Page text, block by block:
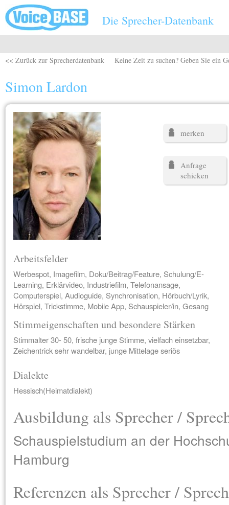
Direkt zum Inhalt
Die Sprecher-Datenbank
<< Zurück zur Sprecherdatenbank Keine Zeit zu suchen? Geben Sie ein
Simon Lardon
merken
Anfrage
schicken
Arbeitsfelder
Werbespot, Imagefilm, Doku/Beitrag/Feature, Schulung/E-
Learning, Erklärvideo, Industriefilm, Telefonansage,
Computerspiel, Audioguide, Synchronisation, Hörbuch/Lyrik,
Hörspiel, Trickstimme, Mobile App, Schauspieler/in, Gesang
Stimmeigenschaften und besondere Stärken
Stimmalter 30- 50, frische junge Stimme, vielfach einsetzbar,
Zeichentrick sehr wandelbar, junge Mittelage seriös
Dialekte
Hessisch(Heimatdialekt)
Ausbildung als Sprecher /
Schauspielstudium an der
Hamburg
Referenzen als Sprecher /